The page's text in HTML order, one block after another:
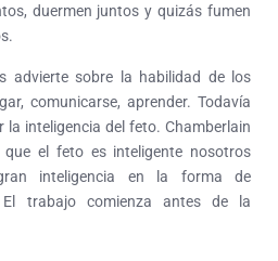
duermen juntos y quizás fumen
advierte sobre la habilidad de los
comunicarse, aprender. Todavía
la inteligencia del feto. Chamberlain
el feto es inteligente nosotros
inteligencia en la forma de
El trabajo comienza antes de la